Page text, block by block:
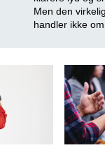
Men den
handler ikke